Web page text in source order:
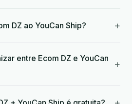
DZ ao YouCan Ship? +
entre Ecom DZ e YouCan
+